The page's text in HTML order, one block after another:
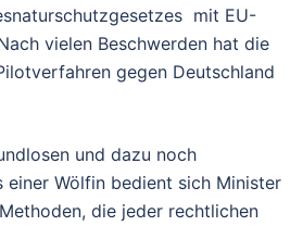
mit EU-
vielen Beschwerden hat die
gegen Deutschland
und dazu noch
einer Wölfin bedient sich Minister
die jeder rechtlichen